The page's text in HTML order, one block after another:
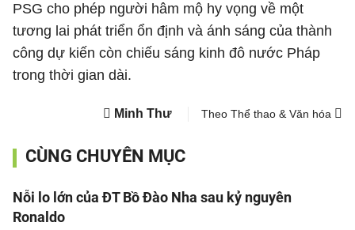
PSG cho phép người hâm mộ hy vọng về một
tương lai phát triển ổn định và ánh sáng của thành
công dự kiến còn chiếu sáng kinh đô nước Pháp
trong thời gian dài.
Minh Thư Theo Thể thao & Văn hóa
CÙNG CHUYÊN MỤC
Nỗi lo lớn của ĐT Bồ Đào Nha sau kỷ nguyên
Ronaldo